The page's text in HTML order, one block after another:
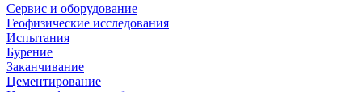
Сервис и оборудование
Геофизические исследования
Испытания
Бурение
Заканчивание
Цементирование